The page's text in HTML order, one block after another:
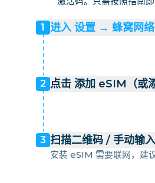
1 进入 设置 → 蜂窝网络
2 点击 添加 eSIM（或
3 扫描二维码 / 手动输
安装 eSIM 需要联网，建